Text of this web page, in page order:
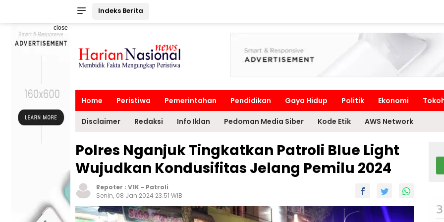
Indeks Berita
close
Home Peristiwa Pemerintahan Pendidikan Gaya Hidup Politik Ekonomi
Disclaimer Redaksi Info Iklan Pedoman Media Siber Kode Etik AWS Network
Polres Nganjuk Tingkatkan Patroli Blue Light
Wujudkan Kondusifitas Jelang Pemilu 2024
Repoter : V1K - Patroli
Senin, 08 Jan 2024 23:51 WIB